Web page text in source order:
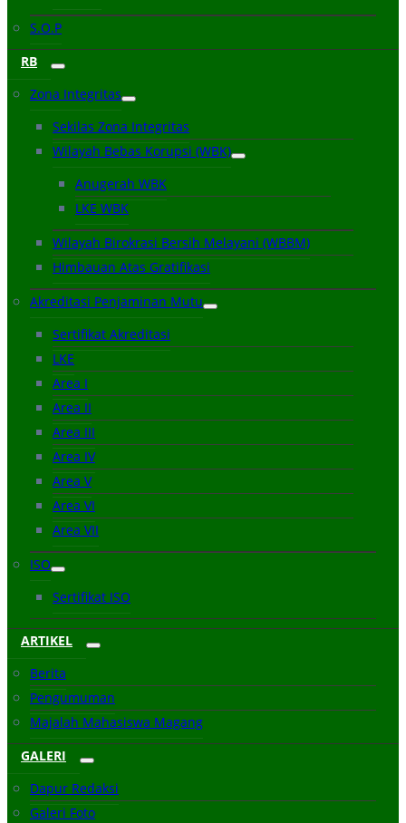
S.O.P
RB
Zona Integritas
Sekilas Zona Integritas
Wilayah Bebas Korupsi (WBK)
Anugerah WBK
LKE WBK
Wilayah Birokrasi Bersih Melayani (WBBM)
Himbauan Atas Gratifikasi
Akreditasi Penjaminan Mutu
Sertifikat Akreditasi
LKE
Area I
Area II
Area III
Area IV
Area V
Area VI
Area VII
ISO
Sertifikat ISO
ARTIKEL
Berita
Pengumuman
Majalah Mahasiswa Magang
GALERI
Dapur Redaksi
Galeri Foto